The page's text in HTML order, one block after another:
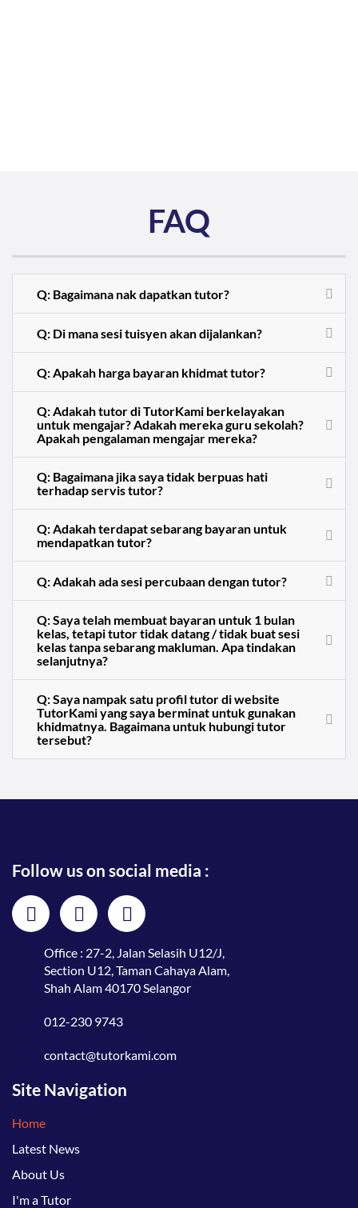
FAQ
Q: Bagaimana nak dapatkan tutor?
Q: Di mana sesi tuisyen akan dijalankan?
Q: Apakah harga bayaran khidmat tutor?
Q: Adakah tutor di TutorKami berkelayakan
untuk mengajar? Adakah mereka guru sekolah?
Apakah pengalaman mengajar mereka?
Q: Bagaimana jika saya tidak berpuas hati
terhadap servis tutor?
Q: Adakah terdapat sebarang bayaran untuk
mendapatkan tutor?
Q: Adakah ada sesi percubaan dengan tutor?
Q: Saya telah membuat bayaran untuk 1 bulan
kelas, tetapi tutor tidak datang / tidak buat sesi
kelas tanpa sebarang makluman. Apa tindakan
selanjutnya?
Q: Saya nampak satu profil tutor di website
TutorKami yang saya berminat untuk gunakan
khidmatnya. Bagaimana untuk hubungi tutor
tersebut?
Follow us on social media :
Office : 27-2, Jalan Selasih U12/J,
Section U12, Taman Cahaya Alam,
Shah Alam 40170 Selangor
012-230 9743
contact@tutorkami.com
Site Navigation
Home
Latest News
About Us
I'm a Tutor